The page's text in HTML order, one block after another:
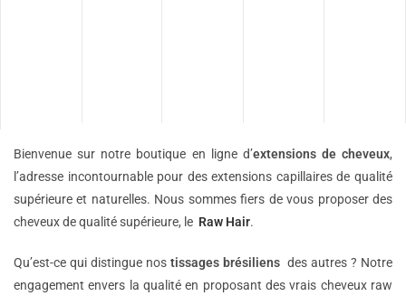
Bienvenue sur notre boutique en ligne d’extensions decheveux,
l’adresse incontournable pour des extensions capillaires de qualité
supérieure et naturelles. Nous sommes fiers de vous proposer des
cheveux de qualité supérieure, le Raw Hair.
Qu’est-ce qui distingue nos tissages brésiliens des autres ? Notre
engagement envers la qualité en proposant des vrais cheveux raw